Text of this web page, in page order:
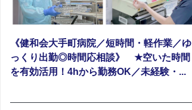
《健和会大手町病院／短時間・軽作業／ゆ
っくり出勤◎時間応相談》 ★空いた時間
を有効活用！4hから勤務OK／未経験・...